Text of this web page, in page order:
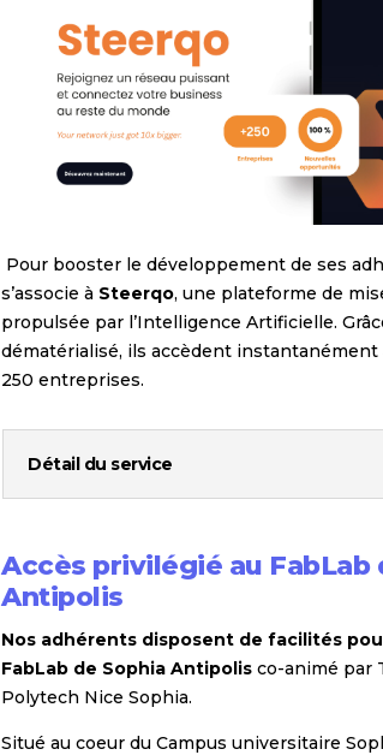
Pour booster le développement de ses
s’associe à Steerqo, une plateforme de
propulsée par l’Intelligence Artificielle.
dématérialisé, ils accèdent instantanément
250 entreprises.
Détail du service
Accès privilégié au FabLab
Antipolis
Nos adhérents disposent de facilités
FabLab de Sophia Antipolisco-animé par
Polytech Nice Sophia.
Situé au coeur du Campus universitaire